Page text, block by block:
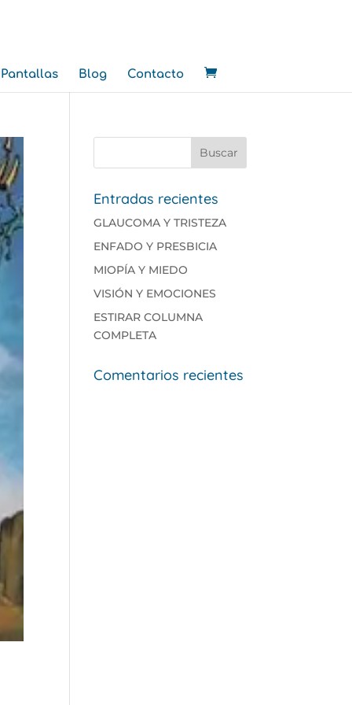
Blog Contacto
Entradas recientes
GLAUCOMA Y TRISTEZA
ENFADO Y PRESBICIA
MIOPÍA Y MIEDO
VISIÓN Y EMOCIONES
ESTIRAR COLUMNA
COMPLETA
Comentarios recientes